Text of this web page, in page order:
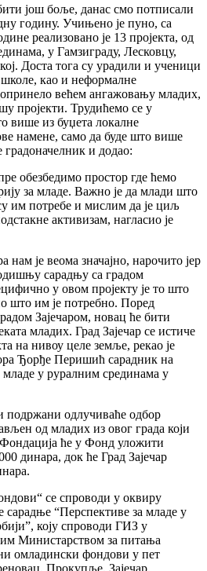
још боље, данас смо потписали
годину. Учињено је пуно, са
реализовано је 13 пројекта, од
у Гамзиграду, Лесковцу,
Доста тога су урадили и ученици
као и неформалне
већем ангажовању младих,
пројекти. Трудићемо се у
више из буџета локалне
намене, само да буде што више
градоначелник и додао:
обезбедимо простор где ћемо
за младе. Важно је да млади што
им потребе и мислим да је циљ
активизам, нагласио је
је веома значајно, нарочито јер
сарадњу са градом
у овом пројекту је то што
што им је потребно. Поред
Зајечаром, новац ће бити
младих. Град Зајечар се истиче
на нивоу целе земље, рекао је
Ђорђе Перишић сарадник на
младе у руралним срединама у
подржани одлучиваће одбор
од младих из овог града који
ће у Фонд уложити
динара, док ће Град Зајечар
се спроводи у оквиру
сарадње “Перспективе за младе у
коју спроводи ГИЗ у
Министарством за питања
омладински фондови у пет
Прокупље, Зајечар,